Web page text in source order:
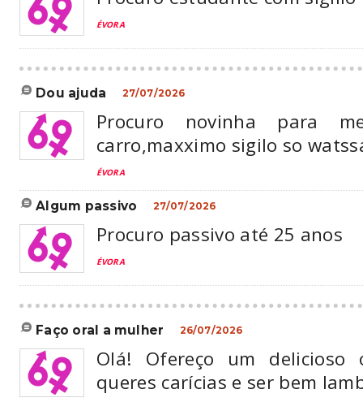
ÉVORA
dou ajuda 27/07/2026
Procuro novinha para
carro,maxximo sigilo so
ÉVORA
algum passivo 27/07/2026
Procuro passivo até 25 anos
ÉVORA
faço oral a mulher 26/07/2026
Olá! Ofereço um
queres carícias e ser bem